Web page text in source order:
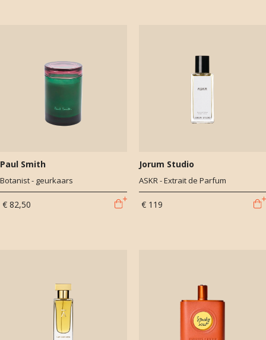
Paul Smith
Botanist - geurkaars
€ 82,50
Jorum Studio
ASKR - Extrait de Parfum
€ 119